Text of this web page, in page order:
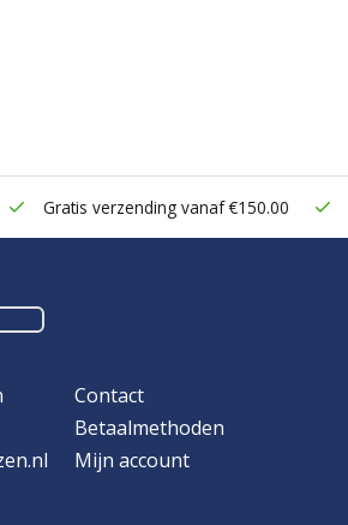
Gratis verzending vanaf €150.00
Contact
Betaalmethoden
Mijn account